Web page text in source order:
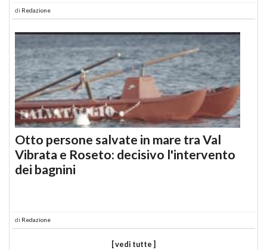
di Redazione
Otto persone salvate in mare tra Val
Vibrata e Roseto: decisivo l'intervento
dei bagnini
di Redazione
[ vedi tutte ]